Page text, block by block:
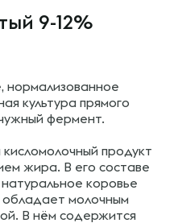
9-12%
нормализованное
культура прямого
фермент.
продукт
жира. В его составе
коровье
обладает молочным
В нём содержится